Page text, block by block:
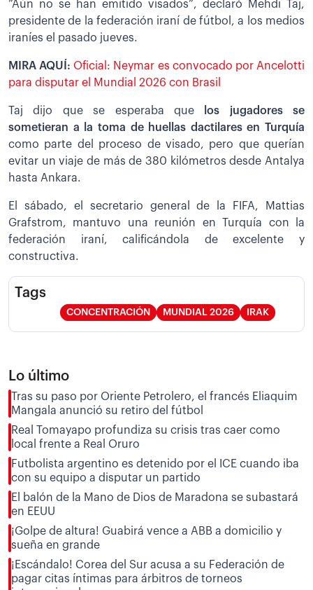
“Aún no se han emitido visados”, declaró Mehdi Taj,
presidente de la federación iraní de fútbol, a los medios
iraníes el pasado jueves.
MIRA AQUÍ: Oficial: Neymar es convocado por Ancelotti
para disputar el Mundial 2026 con Brasil
Taj dijo que se esperaba que
los jugadores se
sometieran a la toma de huellas dactilares en Turquía
como parte del proceso de visado, pero que querían
evitar un viaje de más de 380 kilómetros desde Antalya
hasta Ankara.
El sábado, el secretario general de la FIFA, Mattias
Grafstrom, mantuvo una reunión en Turquía con la
federación iraní, calificándola de excelente y
constructiva.
Tags
CONCENTRACIÓN MUNDIAL 2026 IRAK
Lo último
Tras su paso por Oriente Petrolero, el francés Eliaquim
Mangala anunció su retiro del fútbol
Real Tomayapo profundiza su crisis tras caer como
local frente a Real Oruro
Futbolista argentino es detenido por el ICE cuando iba
con su equipo a disputar un partido
El balón de la Mano de Dios de Maradona se subastará
en EEUU
¡Golpe de altura! Guabirá vence a ABB a domicilio y
sueña en grande
¡Escándalo! Corea del Sur acusa a su Federación de
pagar citas íntimas para árbitros de torneos